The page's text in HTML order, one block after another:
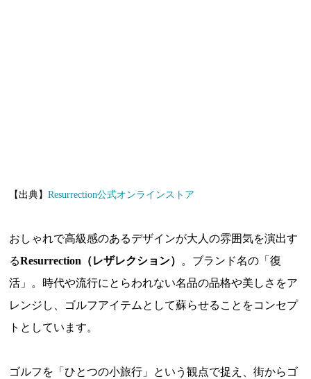
【出典】Resurrection公式オンラインストア
おしゃれで高級感のあるデザインが大人の雰囲気を演出す
るResurrection（レザレクション） 。ブランド名の「復
活」。時代や流行にとらわれない名品の品格や美しさをア
レンジし、ゴルフアイテムとして蘇らせることをコンセプ
トとしています。
ゴルフを「ひとつの小旅行」という観点で捉え、街からゴ